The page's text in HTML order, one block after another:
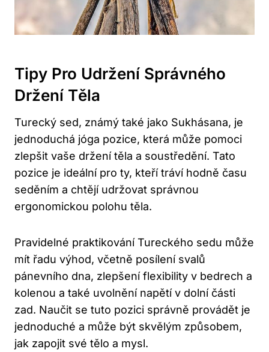
Tipy ‌pro Udržení Správného
Držení Těla
Turecký ​sed, známý také jako Sukhásana, je
jednoduchá⁣ jóga pozice, která ‌může pomoci
zlepšit vaše ⁣držení těla a ​soustředění. Tato
pozice je ideální pro ty, kteří ⁢tráví hodně času​
seděním a chtějí‌ udržovat správnou
‍ergonomickou polohu⁣ těla.
Pravidelné praktikování Tureckého sedu může
mít‌ řadu ⁤výhod, včetně posílení svalů
pánevního dna, zlepšení ⁢flexibility v ⁢bedrech a
kolenou a také uvolnění ⁢napětí v dolní⁣ části
zad. Naučit se tuto pozici ‍správně provádět je​
jednoduché a‍ může být ‌skvělým způsobem,
jak ⁣zapojit své ⁣tělo a mysl.